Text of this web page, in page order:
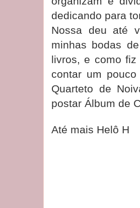
dedicando para
Nossa deu até
minhas bodas
livros, e como
contar um
Quarteto de
postar Álbum de
Até mais Helô H